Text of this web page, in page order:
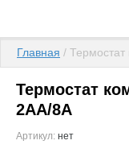
Главная /
Термостат
2AA/8A
Артикул: нет